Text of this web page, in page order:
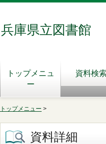
兵庫県立図書館
トップメニュ
ー
資料検索
トップメニュー >
資料詳細